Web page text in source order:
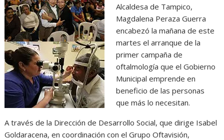
Alcaldesa de Tampico,
Magdalena Peraza Guerra
encabezó la mañana de este
martes el arranque de la
primer campaña de
oftalmología que el Gobierno
Municipal emprende en
beneficio de las personas
que más lo necesitan.
A través de la Dirección de Desarrollo Social, que dirige Isabel
Goldaracena, en coordinación con el Grupo Oftavisión,